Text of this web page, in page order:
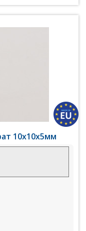
10х10х5мм